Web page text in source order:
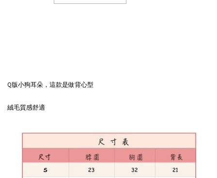
Q版小狗耳朵，這款是做背心型
絨毛質感舒適